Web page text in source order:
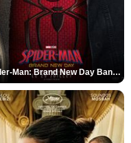
Spider-Man: Brand New Day Bande-annonce VO STFR